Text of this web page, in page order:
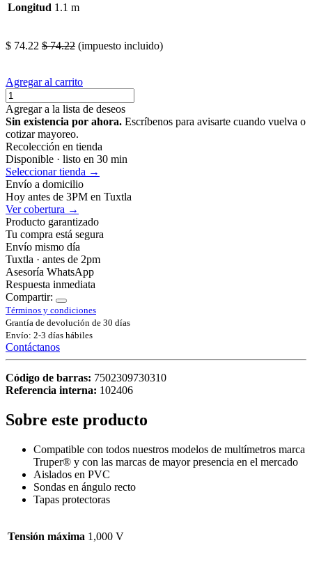
Longitud 1.1 m
$ 74.22 $74.22 (impuesto incluido)
Agregar al carrito
Agregar a la lista de deseos
Sin existencia por ahora. Escríbenos para avisarte cuando vuelva o
cotizar mayoreo.
Recolección en tienda
Disponible · listo en 30 min
Seleccionar tienda →
Envío a domicilio
Hoy antes de 3PM en Tuxtla
Ver cobertura →
Producto garantizado
Tu compra está segura
Envío mismo día
Tuxtla · antes de 2pm
Asesoría WhatsApp
Respuesta inmediata
Compartir:
Términos y condiciones
Grantía de devolución de 30 días
Envío: 2-3 días hábiles
Contáctanos
Código de barras: 7502309730310
Referencia interna: 102406
Sobre este producto
Compatible con todos nuestros modelos de multímetros marca
Truper® y con las marcas de mayor presencia en el mercado
Aislados en PVC
Sondas en ángulo recto
Tapas protectoras
Tensión máxima 1,000 V